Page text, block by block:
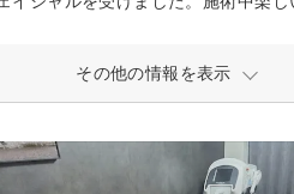
その他の情報を表示